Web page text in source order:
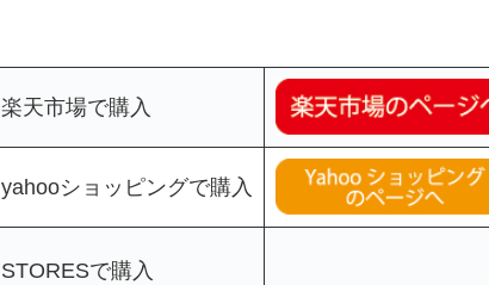
楽天市場で購入
yahooショッピングで購入
STORESで購入